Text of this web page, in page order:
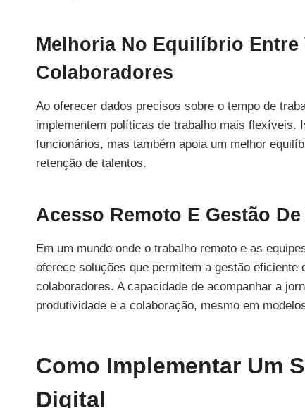
Melhoria No Equilíbrio
Colaboradores
Ao oferecer dados precisos sobre o tempo de
implementem políticas de trabalho mais flexíveis.
funcionários, mas também apoia um melhor
retenção de talentos.
Acesso Remoto E Gestão
Em um mundo onde o trabalho remoto e as
oferece soluções que permitem a gestão eficiente
colaboradores. A capacidade de acompanhar a
produtividade e a colaboração, mesmo em
Como Implementar Um
Digital